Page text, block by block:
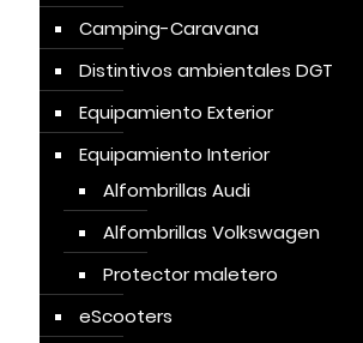
Camping-Caravana
Distintivos ambientales DGT
Equipamiento Exterior
Equipamiento Interior
Alfombrillas Audi
Alfombrillas Volkswagen
Protector maletero
eScooters